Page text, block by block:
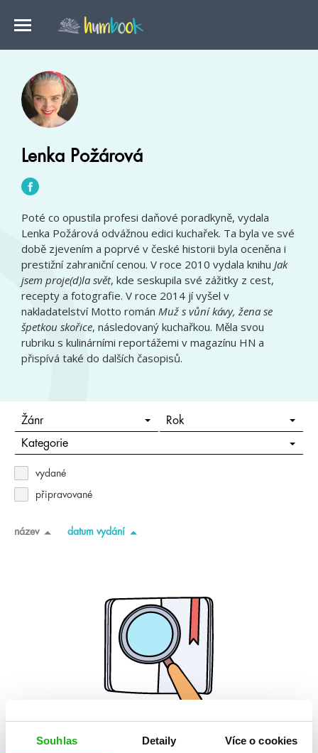
Souhlas Detaily Více o cookies
Lenka Požárová
Poté co opustila profesi daňové poradkyně, vydala
Lenka Požárová odvážnou edici kuchařek. Ta byla ve své
době zjevením a poprvé v české historii byla oceněna i
prestižní zahraniční cenou. V roce 2010 vydala knihu Jak
jsem proje(d)la svět, kde seskupila své zážitky z cest,
recepty a fotografie. V roce 2014 jí vyšel v
nakladatelství Motto román Muž s vůní kávy, žena se
špetkou skořice, následovaný kuchařkou. Měla svou
rubriku s kulinárními reportážemi v magazínu HN a
přispívá také do dalších časopisů.
Žánr Rok
Kategorie
vydané
připravované
název datum vydání
Žádné knihy nenalezeny.